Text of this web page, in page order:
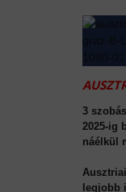
3
2025-ig
náélkül
legjobb